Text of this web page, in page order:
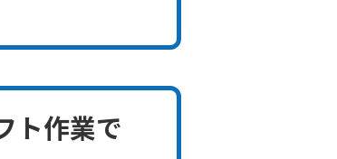
ト作業で